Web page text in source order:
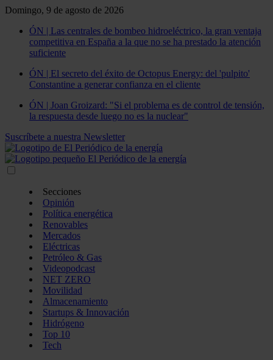
Domingo, 9 de agosto de 2026
ÓN | Las centrales de bombeo hidroeléctrico, la gran ventaja
competitiva en España a la que no se ha prestado la atención
suficiente
ÓN | El secreto del éxito de Octopus Energy: del 'pulpito'
Constantine a generar confianza en el cliente
ÓN | Joan Groizard: "Si el problema es de control de tensión,
la respuesta desde luego no es la nuclear"
Suscríbete a nuestra Newsletter
Secciones
Opinión
Política energética
Renovables
Mercados
Eléctricas
Petróleo & Gas
Videopodcast
NET ZERO
Movilidad
Almacenamiento
Startups & Innovación
Hidrógeno
Top 10
Tech